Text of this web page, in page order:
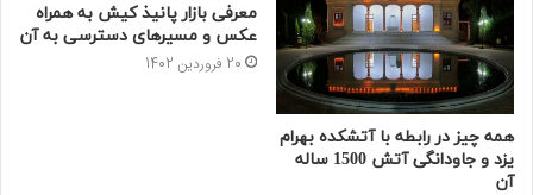
همه چیز در رابطه با آتشکده بهرام
یزد و جاودانگی آتش 1500 ساله
آن
معرفی بازار پانیذ کیش به همراه
عکس و مسیرهای دسترسی به آن
20 فروردین 1402